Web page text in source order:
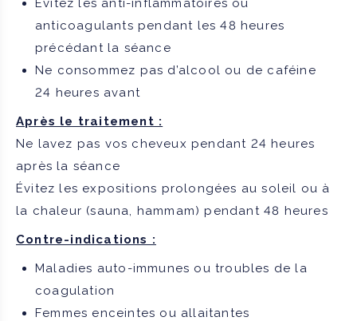
Évitez les anti-inflammatoires ou
anticoagulants pendant les 48 heures
précédant la séance
Ne consommez pas d’alcool ou de caféine
24 heures avant
Après le traitement :
Ne lavez pas vos cheveux pendant 24 heures
après la séance
Évitez les expositions prolongées au soleil ou à
la chaleur (sauna, hammam) pendant 48 heures
Contre-indications :
Maladies auto-immunes ou troubles de la
coagulation
Femmes enceintes ou allaitantes